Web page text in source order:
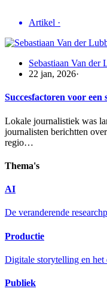
Artikel ·
Sebastiaan Van der
22 jan, 2026·
Succesfactoren voor een
Lokale journalistiek was
journalisten berichtten
regio…
Thema's
AI
De veranderende
Productie
Digitale storytelling en het
Publiek